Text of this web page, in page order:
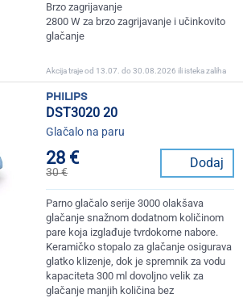
Brzo zagrijavanje
2800 W za brzo zagrijavanje i učinkovito
glačanje
Akcija traje od 13.07. do 30.08.2026 ili isteka zaliha
philips
DST3020 20
Glačalo na paru
28 €
30 €
Dodaj
Parno glačalo serije 3000 olakšava
glačanje snažnom dodatnom količinom
pare koja izglađuje tvrdokorne nabore.
Keramičko stopalo za glačanje osigurava
glatko klizenje, dok je spremnik za vodu
kapaciteta 300 ml dovoljno velik za
glačanje manjih količina bez